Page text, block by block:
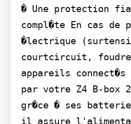
� Une protection
compl�te En cas de
�lectrique
courtcircuit,
appareils connect�s
par votre Z4 B-box
gr�ce � ses
il assure